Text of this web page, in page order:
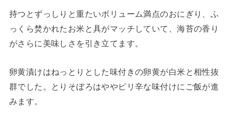
持つとずっしりと重たいボリューム満点のおにぎり、ふ
っくら焚かれたお米と具がマッチしていて、海苔の香り
がさらに美味しさを引き立てます。
卵黄漬けはねっとりとした味付きの卵黄が白米と相性抜
群でした。とりそぼろはややピリ辛な味付けにご飯が進
みます。